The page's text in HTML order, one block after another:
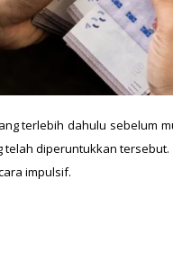
terlebih dahulu sebelum
diperuntukkan
impulsif.